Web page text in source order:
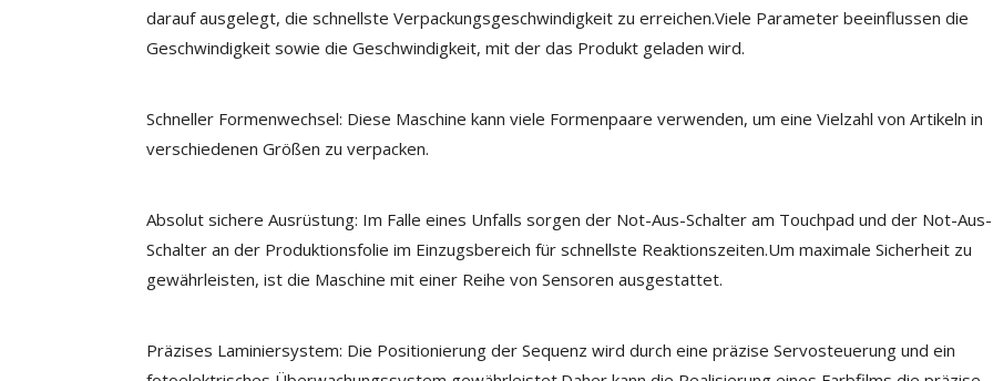
darauf ausgelegt, die schnellste Verpackungsgeschwindigkeit zu erreichen.Viele Parameter beeinflussen die
Geschwindigkeit sowie die Geschwindigkeit, mit der das Produkt geladen wird.
Schneller Formenwechsel: Diese Maschine kann viele Formenpaare verwenden, um eine Vielzahl von Artikeln in
verschiedenen Größen zu verpacken.
Absolut sichere Ausrüstung: Im Falle eines Unfalls sorgen der Not-Aus-Schalter am Touchpad und der Not-Aus-
Schalter an der Produktionsfolie im Einzugsbereich für schnellste Reaktionszeiten.Um maximale Sicherheit zu
gewährleisten, ist die Maschine mit einer Reihe von Sensoren ausgestattet.
Präzises Laminiersystem: Die Positionierung der Sequenz wird durch eine präzise Servosteuerung und ein